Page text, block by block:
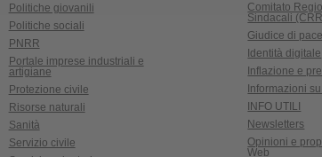
Politiche giovanili
Politiche sociali
PNRR
Portale imprese industriali e
artigiane
Protezione civile
Risorse naturali
Sanità
Servizio civile
Comitato
Sindacali
Giudice di pace
Identità digitale
Inflazione e
Informazioni
INFO UTILI
Newsletters
Opinioni e
Web